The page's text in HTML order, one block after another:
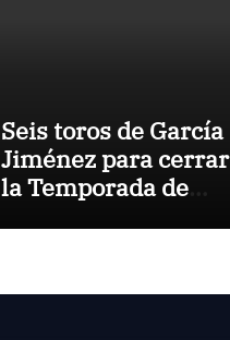
Seis toros de García
Jiménez para cerrar
la Temporada de